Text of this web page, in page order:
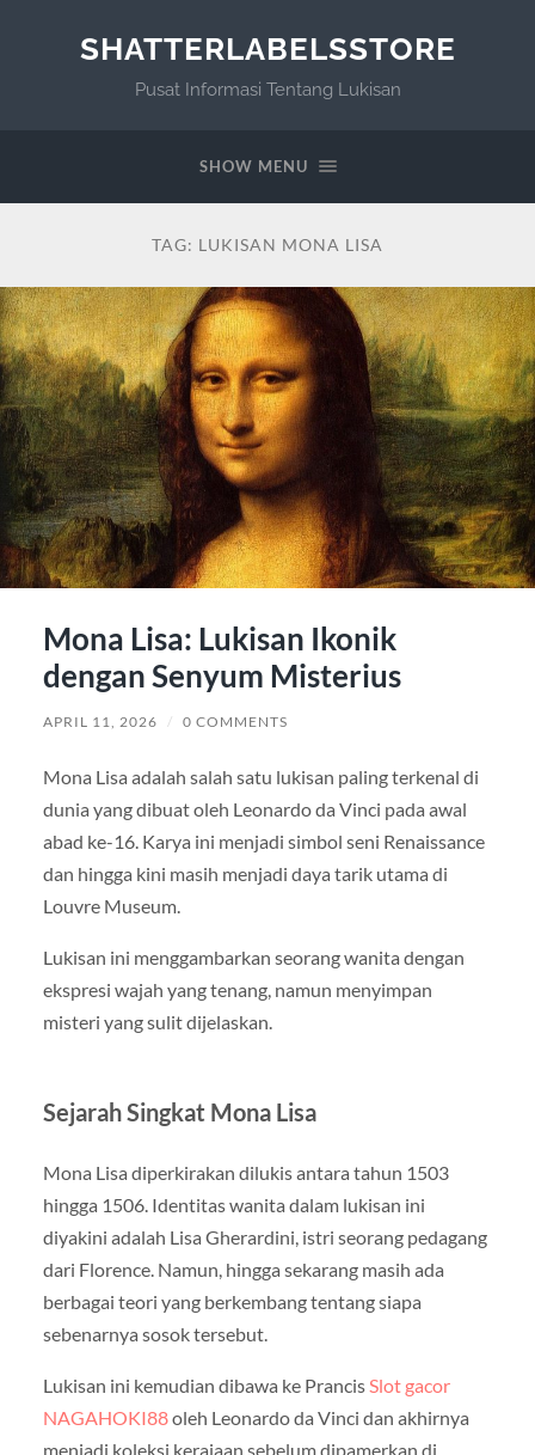
SHATTERLABELSSTORE
Pusat Informasi Tentang Lukisan
SHOW MENU
TAG: LUKISAN MONA LISA
Mona Lisa: Lukisan Ikonik
dengan Senyum Misterius
APRIL 11, 2026 / 0 COMMENTS
Mona Lisa adalah salah satu lukisan paling terkenal di
dunia yang dibuat oleh Leonardo da Vinci pada awal
abad ke-16. Karya ini menjadi simbol seni Renaissance
dan hingga kini masih menjadi daya tarik utama di
Louvre Museum.
Lukisan ini menggambarkan seorang wanita dengan
ekspresi wajah yang tenang, namun menyimpan
misteri yang sulit dijelaskan.
Sejarah Singkat Mona Lisa
Mona Lisa diperkirakan dilukis antara tahun 1503
hingga 1506. Identitas wanita dalam lukisan ini
diyakini adalah Lisa Gherardini, istri seorang pedagang
dari Florence. Namun, hingga sekarang masih ada
berbagai teori yang berkembang tentang siapa
sebenarnya sosok tersebut.
Lukisan ini kemudian dibawa ke PrancisSlot gacor
NAGAHOKI88oleh Leonardo da Vinci dan akhirnya
menjadi koleksi kerajaan sebelum dipamerkan di